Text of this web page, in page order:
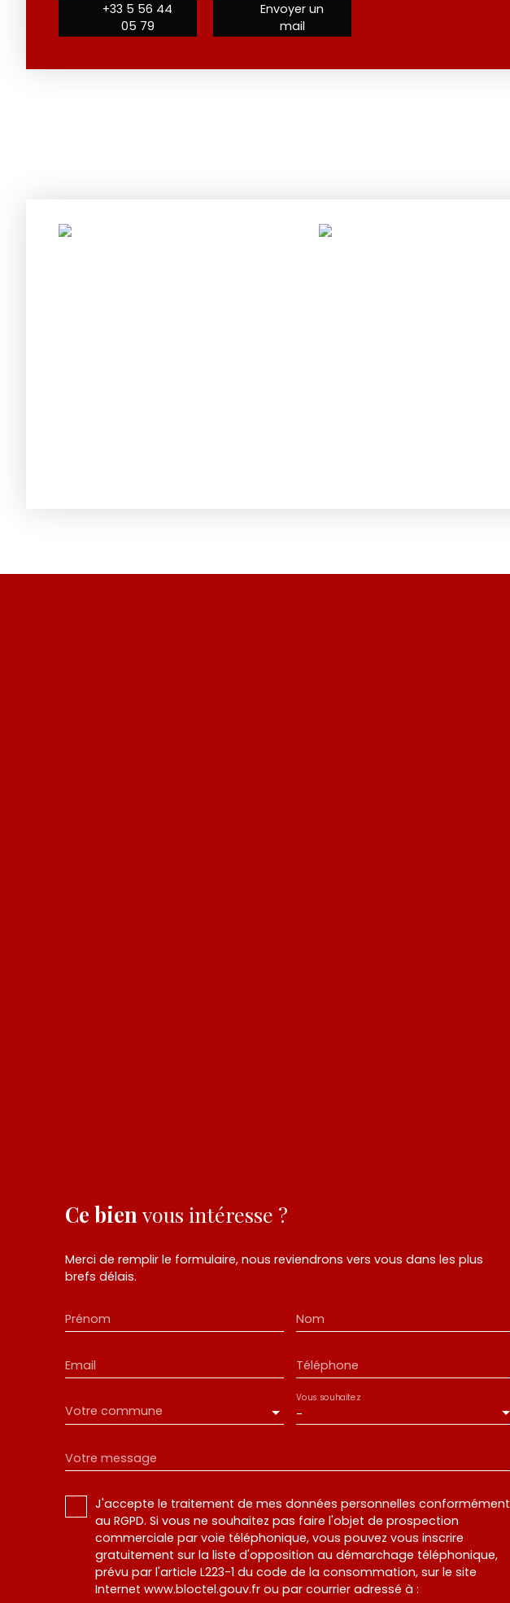
+33 5 56 44
05 79
Envoyer un
mail
Ce bien vous intéresse ?
Merci de remplir le formulaire, nous reviendrons vers vous dans les plus
brefs délais.
Prénom Nom
Email Téléphone
Votre commune -
Vous souhaitez
Votre message
J'accepte le traitement de mes données personnelles conformément
au RGPD. Si vous ne souhaitez pas faire l'objet de prospection
commerciale par voie téléphonique, vous pouvez vous inscrire
gratuitement sur la liste d'opposition au démarchage téléphonique,
prévu par l'article L223-1 du code de la consommation, sur le site
Internet www.bloctel.gouv.fr ou par courrier adressé à :